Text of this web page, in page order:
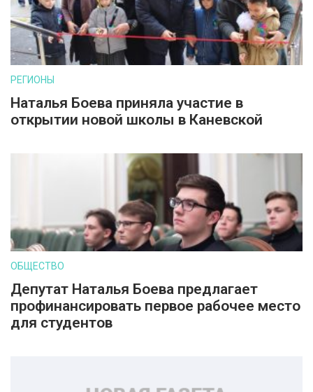
РЕГИОНЫ
Наталья Боева приняла участие в
открытии новой школы в Каневской
ОБЩЕСТВО
Депутат Наталья Боева предлагает
профинансировать первое рабочее место
для студентов